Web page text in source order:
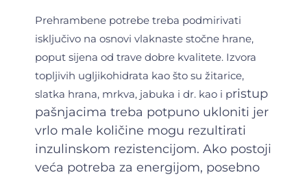
Prehrambene potrebe treba podmirivati ​​
isključivo na osnovi vlaknaste stočne hrane,
poput sijena od trave dobre kvalitete. Izvora
topljivih ugljikohidrata kao što su žitarice,
slatka hrana, mrkva, jabuka i dr. kao i pristup
pašnjacima treba potpuno ukloniti jer
vrlo male količine mogu rezultirati
inzulinskom rezistencijom. Ako postoji
veća potreba za energijom, posebno